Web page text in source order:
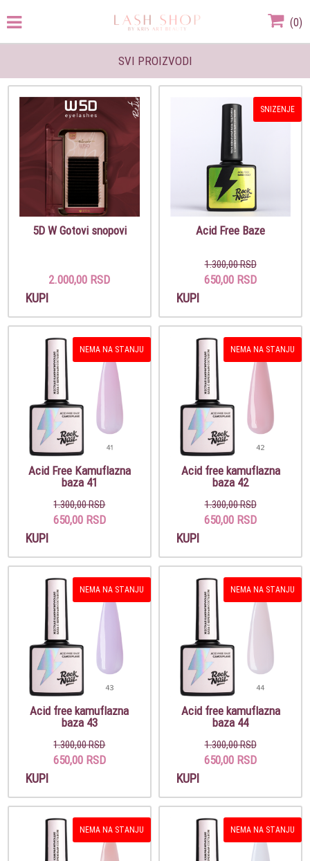
(0)
SVI PROIZVODI
5D W Gotovi snopovi
2.000,00 RSD
KUPI
SNIZENJE
Acid Free Baze
1.300,00 RSD
650,00 RSD
KUPI
NEMA NA STANJU
Acid Free Kamuflazna
baza 41
1.300,00 RSD
650,00 RSD
KUPI
NEMA NA STANJU
Acid free kamuflazna
baza 42
1.300,00 RSD
650,00 RSD
KUPI
NEMA NA STANJU
Acid free kamuflazna
baza 43
1.300,00 RSD
650,00 RSD
KUPI
NEMA NA STANJU
Acid free kamuflazna
baza 44
1.300,00 RSD
650,00 RSD
KUPI
NEMA NA STANJU NEMA NA STANJU